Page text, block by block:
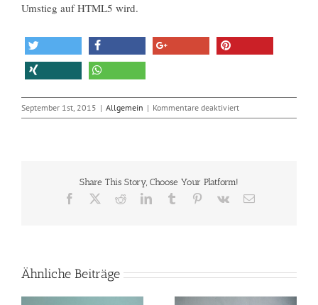
Umstieg auf HTML5 wird.
September 1st, 2015 | Allgemein | Kommentare deaktiviertfür
Googles
Flash-
Share This Story, Choose Your Platform!
Facebook RedditLinkedInTumblr Pinterest
Vk
E-
Ähnliche Beiträge